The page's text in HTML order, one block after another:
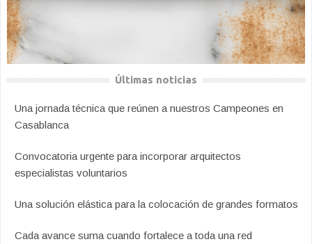
Últimas noticias
Una jornada técnica que reúnen a nuestros Campeones en
Casablanca
Convocatoria urgente para incorporar arquitectos
especialistas voluntarios
Una solución elástica para la colocación de grandes formatos
Cada avance suma cuando fortalece a toda una red